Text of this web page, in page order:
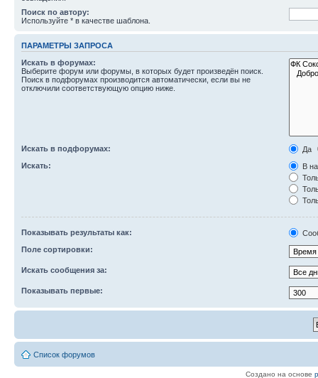
Поиск по автору:
Используйте * в качестве шаблона.
ПАРАМЕТРЫ ЗАПРОСА
Искать в форумах:
Выберите форум или форумы, в которых будет произведён поиск.
Поиск в подфорумах производится автоматически, если вы не
отключили соответствующую опцию ниже.
Искать в подфорумах:
Да
Искать:
В
Показывать результаты как:
Поле сортировки:
Искать сообщения за:
Показывать первые:
Список форумов
Создано на основе